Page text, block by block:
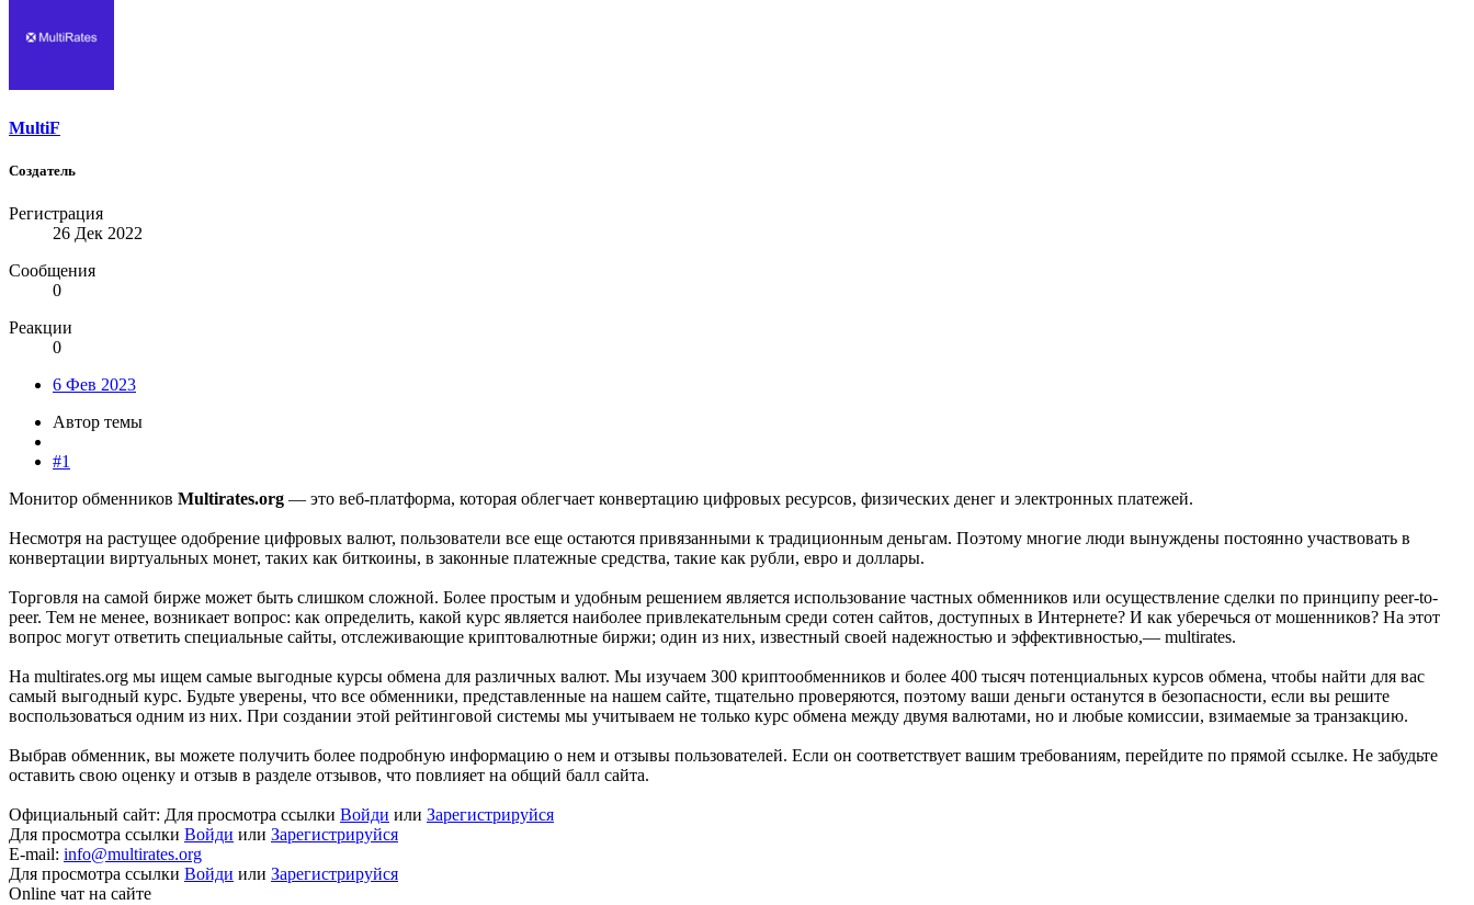
MultiF
Создатель
Регистрация
26 Дек 2022
Сообщения
0
Реакции
0
6 Фев 2023
Автор темы
#1
Монитор обменников Multirates.org — это веб-платформа, которая облегчает конвертацию цифровых ресурсов, физических денег и электронных платежей.
Несмотря на растущее одобрение цифровых валют, пользователи все еще остаются привязанными к традиционным деньгам. Поэтому многие люди вынуждены постоянно участвовать в
конвертации виртуальных монет, таких как биткоины, в законные платежные средства, такие как рубли, евро и доллары.
Торговля на самой бирже может быть слишком сложной. Более простым и удобным решением является использование частных обменников или осуществление сделки по принципу peer-to-
peer. Тем не менее, возникает вопрос: как определить, какой курс является наиболее привлекательным среди сотен сайтов, доступных в Интернете? И как уберечься от мошенников? На этот
вопрос могут ответить специальные сайты, отслеживающие криптовалютные биржи; один из них, известный своей надежностью и эффективностью,— multirates.
На multirates.org мы ищем самые выгодные курсы обмена для различных валют. Мы изучаем 300 криптообменников и более 400 тысяч потенциальных курсов обмена, чтобы найти для вас
самый выгодный курс. Будьте уверены, что все обменники, представленные на нашем сайте, тщательно проверяются, поэтому ваши деньги останутся в безопасности, если вы решите
воспользоваться одним из них. При создании этой рейтинговой системы мы учитываем не только курс обмена между двумя валютами, но и любые комиссии, взимаемые за транзакцию.
Выбрав обменник, вы можете получить более подробную информацию о нем и отзывы пользователей. Если он соответствует вашим требованиям, перейдите по прямой ссылке. Не забудьте
оставить свою оценку и отзыв в разделе отзывов, что повлияет на общий балл сайта.
Официальный сайт: Для просмотра ссылки Войди или Зарегистрируйся
Для просмотра ссылки Войди или Зарегистрируйся
E-mail: info@multirates.org
Для просмотра ссылки Войди или Зарегистрируйся
Online чат на сайте